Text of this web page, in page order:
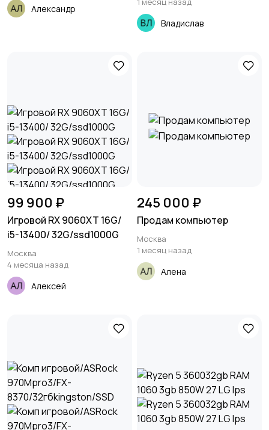
Александр
Владислав
99 900 ₽
Игровой RX 9060XT 16G/
i5-13400/ 32G/ssd1000G
Москва
4 месяца назад
Алексей
245 000 ₽
Продам компьютер
Москва
1 месяц назад
Алена